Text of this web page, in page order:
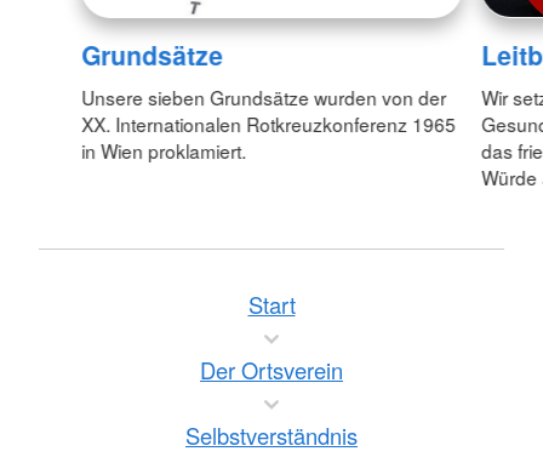
Grundsätze
Unsere sieben Grundsätze wurden von der
XX. Internationalen Rotkreuzkonferenz 1965
in Wien proklamiert.
Wir
das
Würde
Start
Der Ortsverein
Selbstverständnis